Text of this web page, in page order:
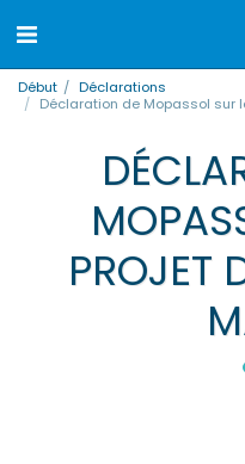
Début
Déclarations
Déclaration de Mopassol sur
PROJET